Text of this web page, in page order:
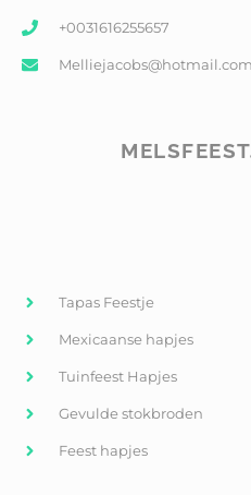
+0031616255657
Melliejacobs@hotmail.com
Tapas Feestje
Mexicaanse hapjes
Tuinfeest Hapjes
Gevulde stokbroden
Feest hapjes